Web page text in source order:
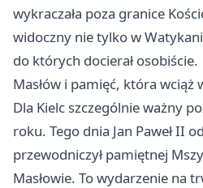
wykraczała poza granice
widoczny nie tylko w
do których docierał osobiście.
Masłów i pamięć, która wciąż
Dla Kielc szczególnie ważny
roku. Tego dnia Jan Paweł II
przewodniczył pamiętnej
Masłowie. To wydarzenie na